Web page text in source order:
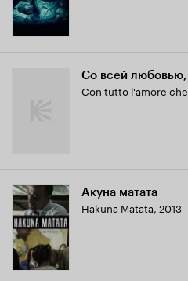
Со всей любовью,
Con tutto l'amore
Акуна матата
Hakuna Matata, 2013